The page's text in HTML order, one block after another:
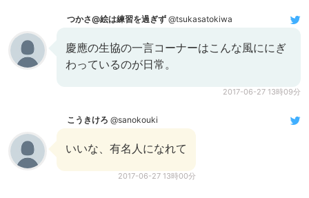
つかさ@絵は練習を過ぎず @tsukasatokiwa
慶應の生協の一言コーナーはこんな風ににぎ
わっているのが日常。
2017-06-27 13時09分
こうきけろ @sanokouki
いいな、有名人になれて
2017-06-27 13時00分